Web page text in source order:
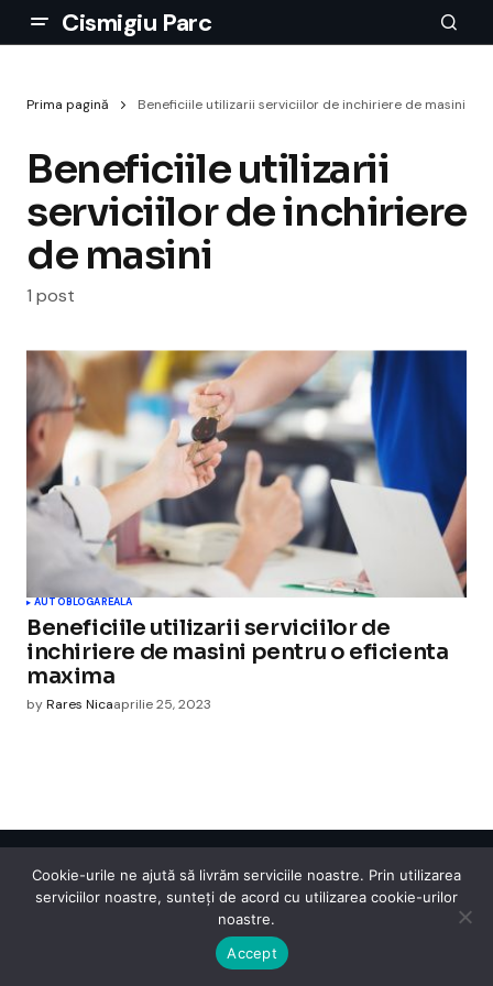
Cismigiu Parc
Prima pagină Beneficiile utilizarii serviciilor de inchiriere de masini
Beneficiile utilizarii
serviciilor de inchiriere
de masini
1 post
AUTOBLOGAREALA
Beneficiile utilizarii serviciilor de
inchiriere de masini pentru o eficienta
maxima
byRares Nicaaprilie 25, 2023
Cismigiu Parc
© 2024 CismigiuParc. All Rights Reserved.
ModaSarbatori
Cookie-urile ne ajută să livrăm serviciile noastre. Prin utilizarea
serviciilor noastre, sunteți de acord cu utilizarea cookie-urilor
noastre.
Accept